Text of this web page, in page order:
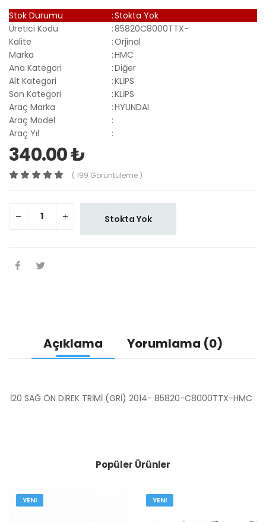
Stok Durumu :Stokta Yok
Üretici Kodu
:85820C8000TTX-
Kalite
:Orjinal
Marka
:HMC
Ana Kategori
:Diğer
Alt Kategori
:KLİPS
Son Kategori
:KLİPS
Araç Marka
:HYUNDAI
Araç Model
:
Araç Yıl
:
340.00 ₺
( 199 Görüntüleme )
Stokta Yok
Açıklama Yorumlama (0)
İ20 SAĞ ÖN DİREK TRİMİ (GRİ) 2014- 85820-C8000TTX-HMC
Popüler Ürünler
YENI YENI